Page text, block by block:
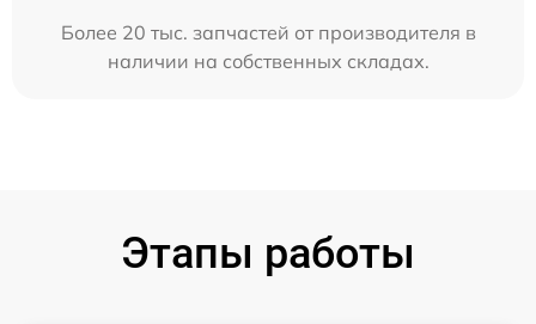
Более 20 тыс. запчастей от производителя в
наличии на собственных складах.
Этапы работы